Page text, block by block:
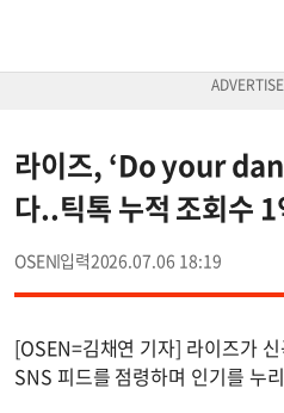
라이즈, ‘Do your
다..틱톡 누적 조회수
OSEN 2026.07.06 18:19
[OSEN=김채연 기자] 라이즈가
SNS 피드를 점령하며 인기를 누